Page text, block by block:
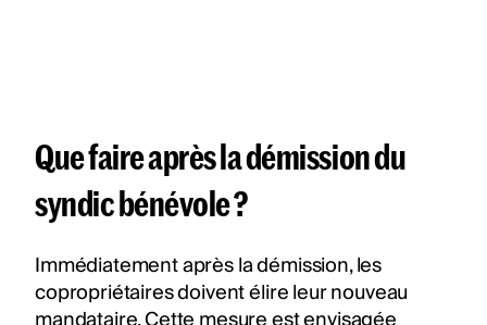
Que faire après la démission du
syndic bénévole ?
Immédiatement après la démission, les
copropriétaires doivent élire leur nouveau